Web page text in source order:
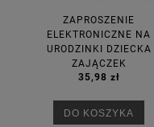
ZAPROSZENIE
ELEKTRONICZNE NA
URODZINKI DZIECKA
ZAJĄCZEK
35,98 zł
DO KOSZYKA